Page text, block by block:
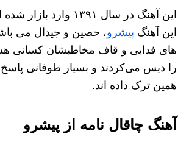
این آهنگ در سال ۱۳۹۱
این آهنگ پیشرو، حصین و جیدال می
های فدایی و قاف مخاطبشان کسانی
را دیس می‌کردند و بسیار طوفانی پاسخ
همین ترک داده اند.
آهنگ چاقال نامه از پیشرو